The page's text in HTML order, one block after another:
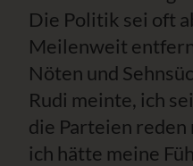
Die Politik sei oft
Meilenweit
Nöten und
Rudi meinte, ich
die Parteien reden
ich hätte meine